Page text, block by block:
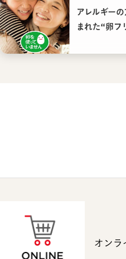
アレルギー
まれた“卵フ
オンラ